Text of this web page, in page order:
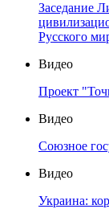
Заседание
Русского
Видео
Проект
Видео
Союзное
Видео
Украина: